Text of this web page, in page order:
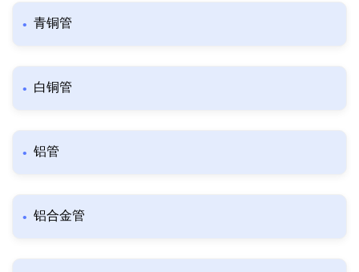
青铜管
白铜管
铝管
铝合金管